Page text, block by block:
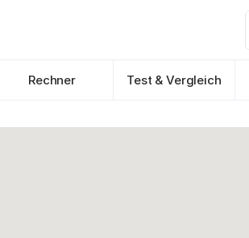
Rechner Test & Vergleich